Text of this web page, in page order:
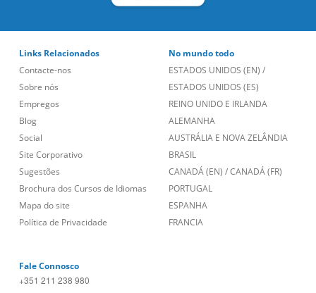
Links Relacionados
Contacte-nos
Sobre nós
Empregos
Blog
Social
Site Corporativo
Sugestões
Brochura dos Cursos de Idiomas
Mapa do site
Política de Privacidade
No mundo todo
ESTADOS UNIDOS (EN) /
ESTADOS UNIDOS (ES)
REINO UNIDO E IRLANDA
ALEMANHA
AUSTRÁLIA E NOVA ZELÂNDIA
BRASIL
CANADÁ (EN) /CANADÁ (FR)
PORTUGAL
ESPANHA
FRANCIA
Fale Connosco
+351 211 238 980